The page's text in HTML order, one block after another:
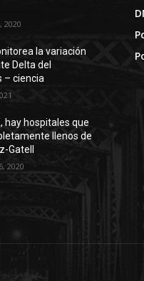
2020
la variación
Delta del
– ciencia
hay hospitales que
llenos de
Gatell
2020